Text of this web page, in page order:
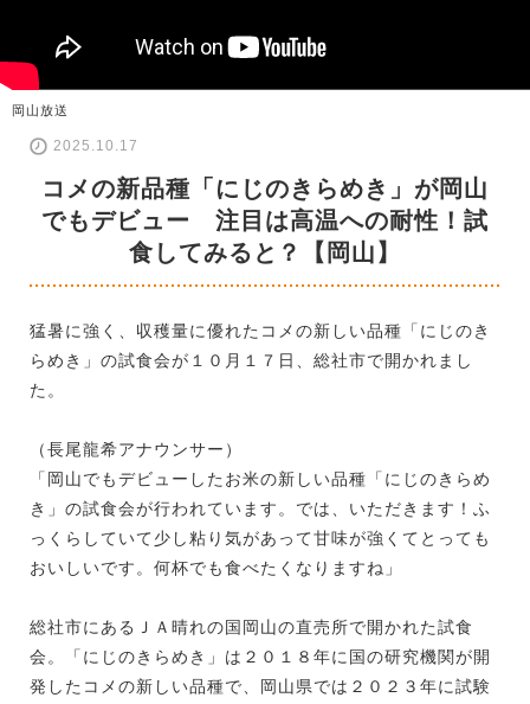
岡山放送
2025.10.17
コメの新品種「にじのきらめき」が岡山
でもデビュー 注目は高温への耐性！試
食してみると？【岡山】
猛暑に強く、収穫量に優れたコメの新しい品種「にじのき
らめき」の試食会が１０月１７日、総社市で開かれまし
た。
（長尾龍希アナウンサー）
「岡山でもデビューしたお米の新しい品種「にじのきらめ
き」の試食会が行われています。では、いただきます！ふ
っくらしていて少し粘り気があって甘味が強くてとっても
おいしいです。何杯でも食べたくなりますね」
総社市にあるＪＡ晴れの国岡山の直売所で開かれた試食
会。「にじのきらめき」は２０１８年に国の研究機関が開
発したコメの新しい品種で、岡山県では２０２３年に試験